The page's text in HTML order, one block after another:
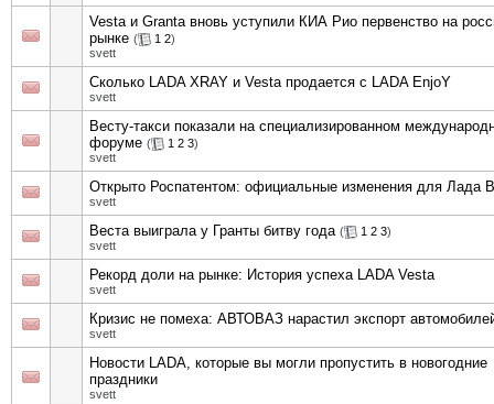
Vesta и Granta вновь уступили КИА Рио первенство на
рынке ( 1 2)
svett
Сколько LADA XRAY и Vesta продается с LADA EnjoY
svett
Весту-такси показали на специализированном
форуме ( 1 2 3)
svett
Открыто Роспатентом: официальные изменения для Лада
svett
Веста выиграла у Гранты битву года ( 1 2 3)
svett
Рекорд доли на рынке: История успеха LADA Vesta
svett
Кризис не помеха: АВТОВАЗ нарастил экспорт
svett
Новости LADA, которые вы могли пропустить в новогодние
праздники
svett